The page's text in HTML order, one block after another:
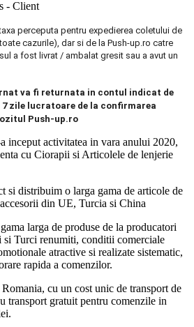
- Client
perceputa pentru expedierea coletului de
cazurile), dar si de la Push-up.ro catre
a fost livrat / ambalat gresit sau a avut un
va fi returnata in contul indicat de
zile lucratoare de la confirmarea
Push-up.ro
inceput activitatea in vara anului 2020,
cu Ciorapii si Articolele de lenjerie
si distribuim o larga gama de articole de
din UE, Turcia si China
larga de produse de la producatori
Turci renumiti, conditii comerciale
atractive si realizate sistematic,
rapida a comenzilor.
cu un cost unic de transport de
transport gratuit pentru comenzile in